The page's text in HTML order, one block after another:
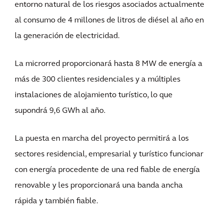
entorno natural de los riesgos asociados actualmente
al consumo de 4 millones de litros de diésel al año en
la generación de electricidad.
La microrred proporcionará hasta 8 MW de energía a
más de 300 clientes residenciales y a múltiples
instalaciones de alojamiento turístico, lo que
supondrá 9,6 GWh al año.
La puesta en marcha del proyecto permitirá a los
sectores residencial, empresarial y turístico funcionar
con energía procedente de una red fiable de energía
renovable y les proporcionará una banda ancha
rápida y también fiable.